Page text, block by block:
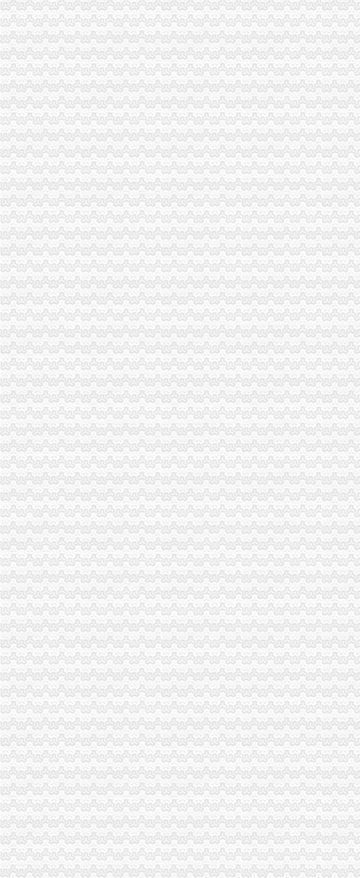
海关报关登记证书
海关进出口货物收发货人报关注册登记证书要到期了怎么办-免费律
中华共和国海关总署令（第127号）中华共和国海关对报关单
工商动态
石柱局迅速贯彻落实全市重庆海关注册登记工商行政管理工作会议精
巫溪局突出“快、实、深、通”重庆海关注册字做好寒潮防工作
市重庆海关在哪里局召开12315系统升级新闻发布会
市重庆海关注册登记工商局与市外经贸委建立外资登记审批合作机制
巫山局开展“查究抓”海关报关注册登记证书推动各项工作
南川局海关报关注册登记证书五举措化燃放烟花竹安全监管
市海关报关注册登记证书局副局长郭翔对机关后勤服务中心支部创先争优活动
南岸局海关报关登记证书采取三项措施提升工商信息数据利用价值
酉局通过“四大机制”重庆海关注册登记积推进微型企业发展
渝北局重庆海关注册运用职能帮助企业融资八亿元
南川局重庆海关在哪里关注民生促进和谐大力推进12315行政执法体系建设
沙坪坝局在西永微电园开设市级重点项目行政审批“绿通道”重庆海关在哪里
全市重庆海关在哪里安全生产大排查大整大执法专项行动圆满完成
市局副局长李林到万州区铁峰乡参加“三进三同”海关报关登记证书“结穷亲”活动
市重庆海关注册局副局长李林出席北碚区学校食品安全义务监督员聘任大会
市重庆海关在哪里局副巡视员胡德汉赴经开区局检查指导工作
市重庆海关在哪里局信息中心积落实五中全会精
潼南局海关报关注册登记证书积开展家装行业专项整
市局巡视员王兴华赴万州铁峰乡参加“三进三同”重庆海关在哪里“结穷亲”活动
奉节局海关报关注册登记证书开通短信平台助推工作
重庆海关年报
重庆海关2012年报关员报名上须知_重庆报关员报名公
重庆招聘报关员_逻电子科技（重庆）有限公司招聘-汇博网
进出口许可证办理流程
商务部技术进出口信息管理系统许可证电子申请流程-江市商务局
柬埔寨海运华超介绍两用物项和技术进出口的许可证办理规范-中国制
无纸化签约流程
海关无纸化通关流程_北京华晨远洋国际贸易有限责任公司
证券业务全流程无纸化解决方案[好网角文章收]
海关无纸化签约
北京海关提高通关效率助推跨境电商进口增7成_秦岛生活网
[股市360]上海通关无纸化实现海陆空全覆盖国内财经-财经
无纸化报关
长沙海关无纸化报关单超80%_城视网
宁波无纸化报关宁波电子报关宁波买单报关专业安全高效便捷-阿
电子口岸无纸化签约
龙岩关区进入通关无纸化时代惠及200多家企业_龙岩新闻_福建之窗
电子口岸与出口退税系统操作全流程实战指南【全本_书评_在线阅读】
重庆海关电话
2015国考重庆海关暂缓录用公示-公务员复习辅导-文都网校
重庆海关面试公告
重庆海关在哪里
海关关员职业发展制度研究--以重庆海关为例.pdf
重庆海关：十大新举措助渝发展_滚动_新闻_腾讯网
重庆海关注册登记
海关推进“放管服”改革进出口注册企业破100万-新华网
【重庆重庆安捷国际运输代理有限公司工资】关务待遇-看准网
海关收发货人登记证书